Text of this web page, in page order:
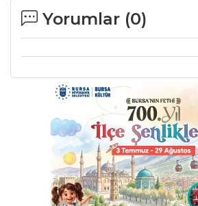
Yorumlar (0)